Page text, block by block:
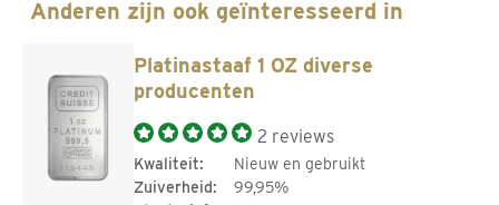
wensen of wil je meer informatie over het aanschaffen
van platina munten? Kom dan langs bij een van onze ruim
100 kantoren. Onze edelmetaalspecialisten denken graag
met je mee!
Anderen zijn ook geïnteresseerd in
Platinastaaf 1 OZ diverse
producenten
2 reviews
Kwaliteit:
Nieuw en gebruikt
Zuiverheid:
99,95%